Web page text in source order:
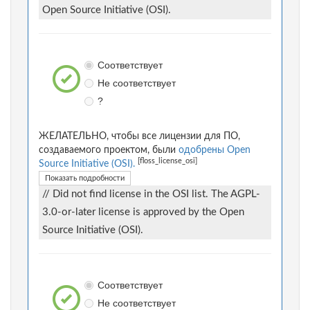
Open Source Initiative (OSI).
Соответствует
Не соответствует
?
ЖЕЛАТЕЛЬНО, чтобы все лицензии для ПО,
создаваемого проектом, были одобрены Open
Source Initiative (OSI).
[floss_license_osi]
Показать подробности
// Did not find license in the OSI list. The AGPL-
3.0-or-later license is approved by the Open
Source Initiative (OSI).
Соответствует
Не соответствует